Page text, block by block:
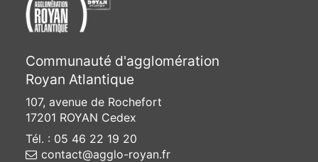
Communauté d'agglomération
Royan Atlantique
107, avenue de Rochefort
17201 ROYAN Cedex
Tél. : 05 46 22 19 20
contact@agglo-royan.fr